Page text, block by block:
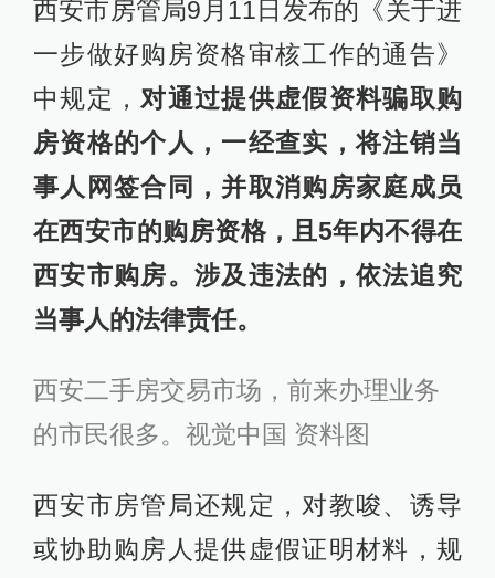
西安市房管局9月11日发布的《关于进
一步做好购房资格审核工作的通告》
中规定，对通过提供虚假资料骗取购
房资格的个人，一经查实，将注销当
事人网签合同，并取消购房家庭成员
在西安市的购房资格，且5年内不得在
西安市购房。涉及违法的，依法追究
当事人的法律责任。
西安二手房交易市场，前来办理业务
的市民很多。视觉中国 资料图
西安市房管局还规定，对教唆、诱导
或协助购房人提供虚假证明材料，规